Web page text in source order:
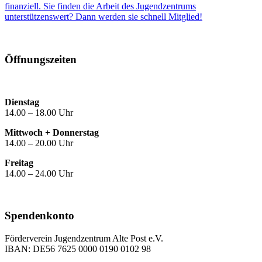
finanziell. Sie finden die Arbeit des Jugendzentrums
unterstützenswert? Dann werden sie schnell Mitglied!
Öffnungszeiten
Dienstag
14.00 – 18.00 Uhr
Mittwoch + Donnerstag
14.00 – 20.00 Uhr
Freitag
14.00 – 24.00 Uhr
Spendenkonto
Förderverein Jugendzentrum Alte Post e.V.
IBAN: DE56 7625 0000 0190 0102 98